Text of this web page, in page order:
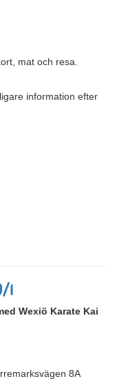
mat och resa.
information efter
1
Wexiö Karate Kai
8A